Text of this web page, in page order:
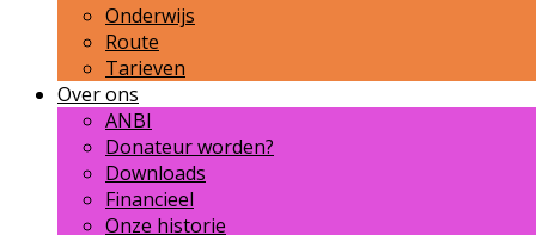
Onderwijs
Route
Tarieven
Over ons
ANBI
Donateur worden?
Downloads
Financieel
Onze historie